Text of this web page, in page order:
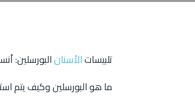
تلبيساتالأسنانالبورسلين:
ما هو البورسلين وكيف يتم